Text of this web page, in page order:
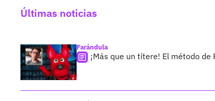
Últimas noticias
Farándula
¡Más que un títere! El método